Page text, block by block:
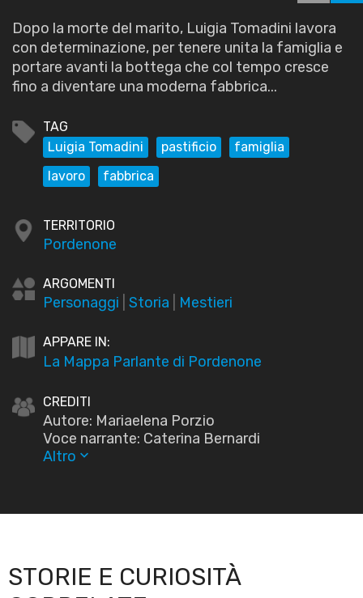
Dopo la morte del marito, Luigia Tomadini lavora
con determinazione, per tenere unita la famiglia e
portare avanti la bottega che col tempo cresce
fino a diventare una moderna fabbrica...
TAG
Luigia Tomadini
pastificio
famiglia
lavoro
fabbrica
TERRITORIO
Pordenone
ARGOMENTI
Personaggi Storia Mestieri
APPARE IN:
La Mappa Parlante di Pordenone
CREDITI
Autore: Mariaelena Porzio
Voce narrante: Caterina Bernardi
Altro keyboard_arrow_down
STORIE E CURIOSITÀ